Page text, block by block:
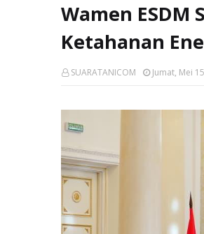
Wamen ESDM
Ketahanan
SUARATANICOM Jumat, Mei